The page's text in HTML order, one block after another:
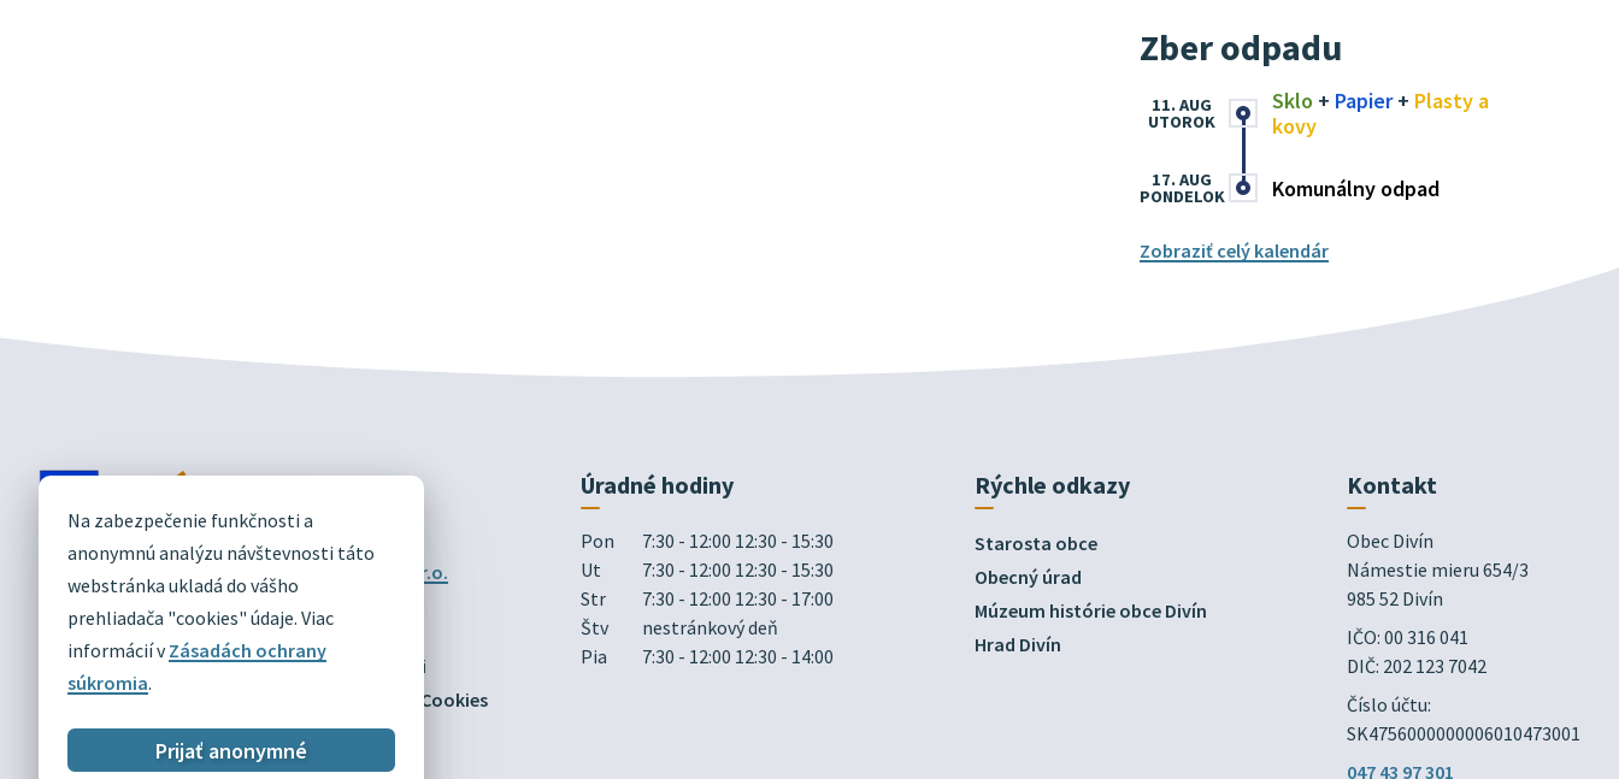
Na zabezpečenie funkčnosti a
anonymnú analýzu návštevnosti táto
webstránka ukladá do vášho
prehliadača "cookies" údaje. Viac
informácií vZásadách ochrany
súkromia.
Prijať anonymné
Zber odpadu
Sklo + Papier+ Plasty a
kovy
11. AUG
UTOROK
Komunálny odpad
17. AUG
PONDELOK
Zobraziť celý kalendár
DIVÍN
OFICIÁLNE STRÁNKY
Technický prevádzkovateľ:
Alphabet partner s.r.o.
Správca obsahu:Obec Divín
Posledná aktualizácia:03.08.2026
Mapa
Vyhlásenie o prístupnosti
Zásady ochrany osobných údajov
Nastaviť Cookies
Úradné hodiny
Pon
7:30 - 12:00 12:30 - 15:30
Ut
7:30 - 12:00 12:30 - 15:30
Str
7:30 - 12:00 12:30 - 17:00
Štv
nestránkový deň
Pia
7:30 - 12:00 12:30 - 14:00
Rýchle odkazy
Starosta obce
Obecný úrad
Múzeum histórie obce Divín
Hrad Divín
Kontakt
Obec Divín
Námestie mieru 654/3
985 52 Divín
IČO: 00 316 041
DIČ: 202 123 7042
Číslo účtu:
SK4756000000006010473001
047 43 97 301